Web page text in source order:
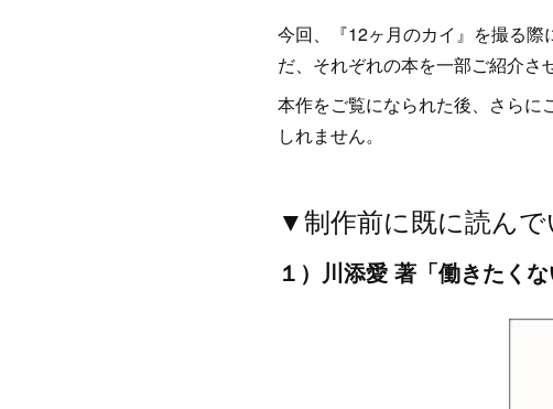
今回、『12ヶ月のカイ』を撮る
だ、それぞれの本を一部ご紹介さ
本作をご覧になられた後、さらに
しれません。
▼制作前に既に読んで
１）川添愛 著「働きたく